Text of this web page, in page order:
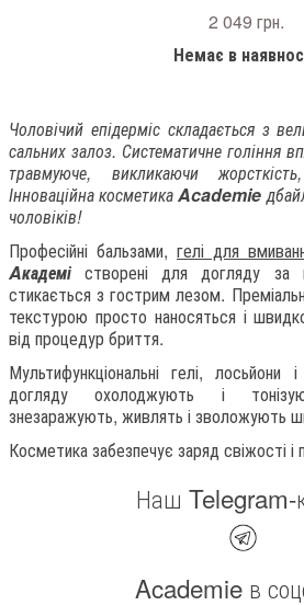
2 049 грн.
Немає в
Чоловічий епідерміс складається з
сальних залоз. Систематичне гоління
травмуюче, викликаючи
Інноваційна косметикаAcademie
чоловіків!
Професійні бальзами, гелі для
Aкадемі створені для догляду за
стикається з гострим лезом.
текстурою просто наносяться і
від процедур бриття.
Мультифункціональні гелі,
догляду охолоджують і
знезаражують, живлять і зволожують
Косметика забезпечує заряд свіжості і
Наш Telegram-
Academie в